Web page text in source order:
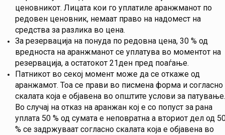
ценовникот. Лицата кои го уплатиле аранжманот по
редовен ценовник, немаат право на надомест на
средства за разлика во цена.
За резервација на понуда по редовна цена, 30 % од
вредноста на аранжманот се уплатува во моментот на
резервација, а остатокот 21ден пред поаѓање.
Патникот во секој момент може да се откаже од
аранжамот. Тоа се прави во писмена форма и согласно
скалата која е објавена во општите услови за патување.
Во случај на отказ на аранжан кој е со попуст за рана
уплата 50 % од сумата е неповратна а вториот дел од
% се задржуваат согласно скалата која е објавена во